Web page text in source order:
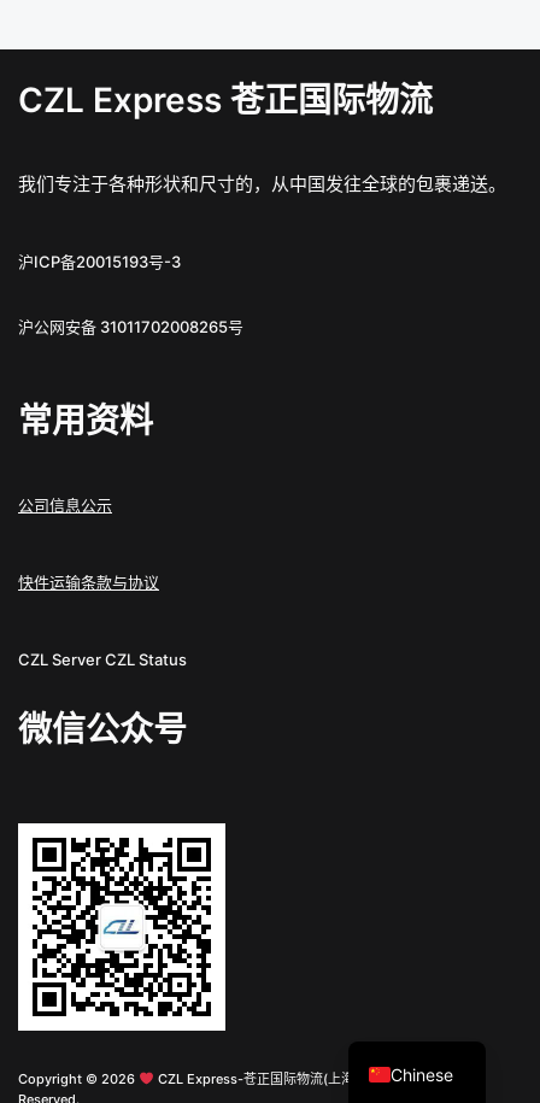
CZL Express 苍正国际物流
我们专注于各种形状和尺寸的，从中国发往全球的包裹递送。
沪ICP备20015193号-3
沪公网安备 31011702008265号
常用资料
公司信息公示
快件运输条款与协议
CZL ServerCZL Status
微信公众号
Copyright © 2026
CZL Express-苍正国际物流(上海)有限公司 All Rights
Reserved.
Chinese